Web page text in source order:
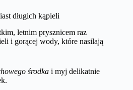
długich kąpieli
letnim prysznicem raz
i gorącej wody, które nasilają
środka i myj delikatnie